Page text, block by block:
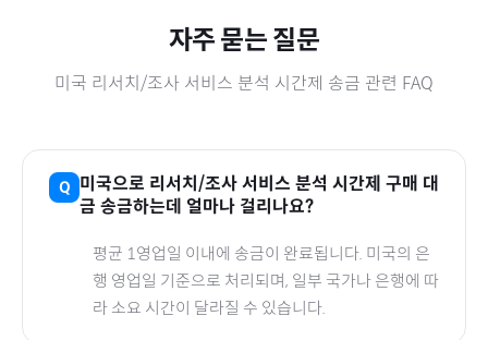
자주 묻는 질문
미국 리서치/조사 서비스 분석 시간제 송금 관련 FAQ
미국으로 리서치/조사 서비스 분석 시간제 구매 대
금 송금하는데 얼마나 걸리나요?
평균 1영업일 이내에 송금이 완료됩니다. 미국의 은
행 영업일 기준으로 처리되며, 일부 국가나 은행에 따
라 소요 시간이 달라질 수 있습니다.